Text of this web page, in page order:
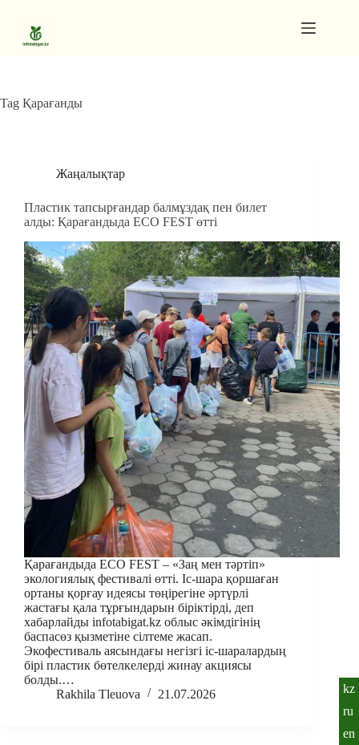
content
kz
ru
en
Tag Қарағанды
Жаңалықтар
Пластик тапсырғандар балмұздақ пен билет
алды: Қарағандыда ECO FEST өтті
Қарағандыда ECO FEST – «Заң мен тәртіп»
экологиялық фестивалі өтті. Іс-шара қоршаған
ортаны қорғау идеясы төңірегіне әртүрлі
жастағы қала тұрғындарын біріктірді, деп
хабарлайды infotabigat.kz облыс әкімдігінің
баспасөз қызметіне сілтеме жасап.
Экофестиваль аясындағы негізгі іс-шаралардың
бірі пластик бөтелкелерді жинау акциясы
болды.…
Rakhila Tleuova
21.07.2026